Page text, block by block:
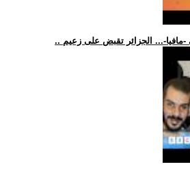
-مافيا-... الجزائر تقبض على زعيم